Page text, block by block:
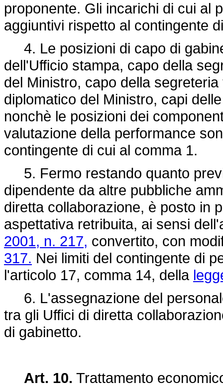
proponente. Gli incarichi di cui al
aggiuntivi rispetto al contingente
4. Le posizioni di capo di
dell'Ufficio stampa, capo della
del Ministro, capo della
diplomatico del Ministro, capi
nonchè le posizioni dei
valutazione della performance
contingente di cui al comma 1.
5. Fermo restando quanto
dipendente da altre pubbliche
diretta collaborazione, è posto in
aspettativa retribuita, ai sensi
2001, n. 217, convertito, con
317. Nei limiti del contingente di
l'articolo 17, comma 14, della
6. L'assegnazione del
tra gli Uffici di diretta
di gabinetto.
Art. 10. Trattamento